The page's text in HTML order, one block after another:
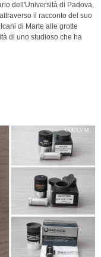
dell'Università di Padova,
il racconto del suo
di Marte alle grotte
di uno studioso che ha